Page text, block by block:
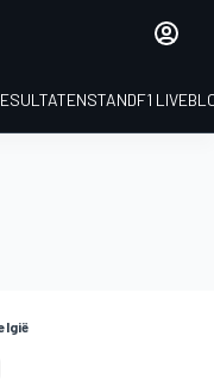
STANDF1